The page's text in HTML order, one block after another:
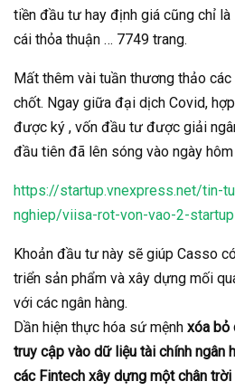
tiền đầu tư hay định giá cũng chỉ
cái thỏa thuận … 7749 trang.
Mất thêm vài tuần thương thảo
chốt. Ngay giữa đại dịch Covid,
được ký , vốn đầu tư được giải
đầu tiên đã lên sóng vào ngày hôm
https://startup.vnexpress.net/tin-
nghiep/viisa-rot-von-vao-2-
Khoản đầu tư này sẽ giúp Casso
triển sản phẩm và xây dựng mối
với các ngân hàng.
Dần hiện thực hóa sứ mệnh xóa bỏ
truy cập vào dữ liệu tài chính ngân
các Fintech xây dựng một chân